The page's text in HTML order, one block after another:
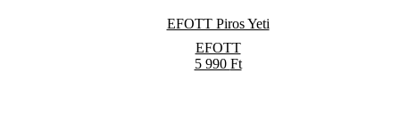
EFOTT Piros Yeti
EFOTT
5 990 Ft